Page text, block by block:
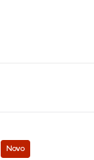
Novo